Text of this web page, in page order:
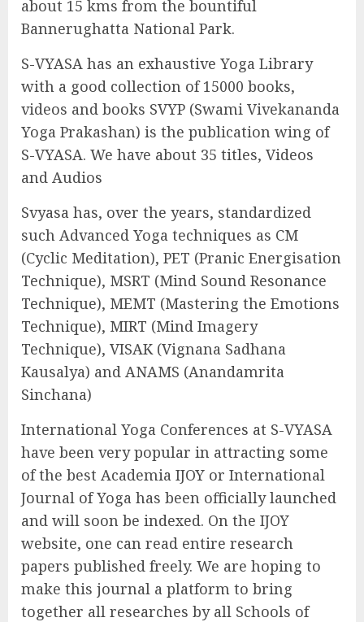
about 15 kms from the bountiful
Bannerughatta National Park.
S-VYASA has an exhaustive Yoga Library
with a good collection of 15000 books,
videos and books SVYP (Swami Vivekananda
Yoga Prakashan) is the publication wing of
S-VYASA. We have about 35 titles, Videos
and Audios
Svyasa has, over the years, standardized
such Advanced Yoga techniques as CM
(Cyclic Meditation), PET (Pranic Energisation
Technique), MSRT (Mind Sound Resonance
Technique), MEMT (Mastering the Emotions
Technique), MIRT (Mind Imagery
Technique), VISAK (Vignana Sadhana
Kausalya) and ANAMS (Anandamrita
Sinchana)
International Yoga Conferences at S-VYASA
have been very popular in attracting some
of the best Academia IJOY or International
Journal of Yoga has been officially launched
and will soon be indexed. On the IJOY
website, one can read entire research
papers published freely. We are hoping to
make this journal a platform to bring
together all researches by all Schools of